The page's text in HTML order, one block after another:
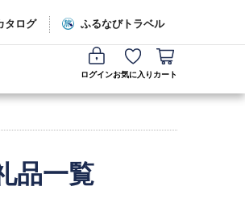
タログ ふるなびトラベル
ログインお気に入り カート
品一覧